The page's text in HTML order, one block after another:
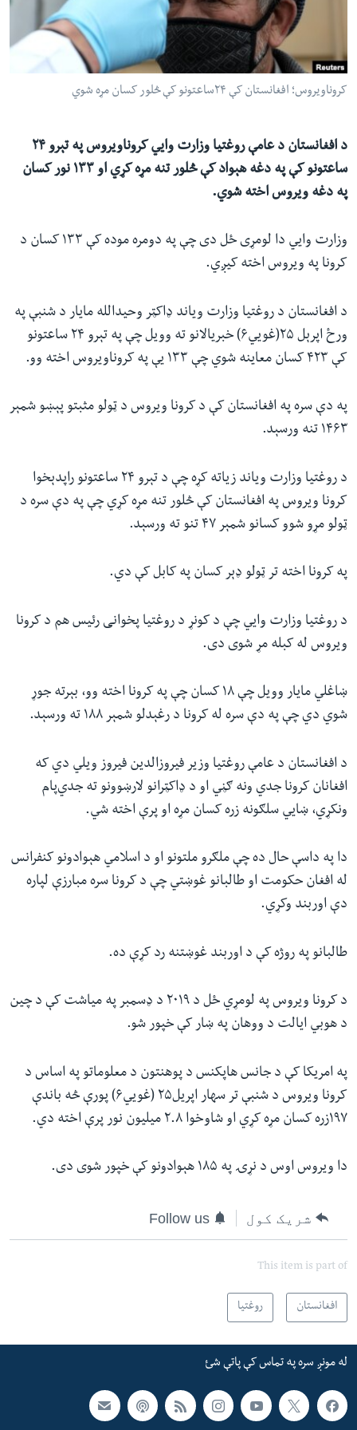
ځای
له مونږ سره په تماس کې پاتې شئ
کروناویروس؛ افغانستان کې ۲۴ساعتونو کې څلور کسان مړه شوي
د افغانستان د عامې روغتیا وزارت وايي کروناویروس په تېرو ۲۴
ساعتونو کې په دغه هېواد کې څلور تنه مړه کړي‌ او ۱۳۳ نور کسان
په دغه ویروس اخته شوي.
وزارت وايي دا لومړی ځل دی چې په دومره موده کې ۱۳۳ کسان د
کرونا په ویروس اخته کیږي.
د افغانستان د روغتیا وزارت ویاند ډاکټر وحیدالله مایار د شنبې په
ورځ اپرېل ۲۵(غويي۶) خبریالانو ته وویل چې په تېرو ۲۴ ساعتونو
کې ۴۲۳ کسان معاینه شوي‌ چې ۱۳۳ یې په کروناویروس اخته وو.
په دې سره په افغانستان کې د کرونا ویروس د ټولو مثبتو پېښو شمېر
۱۴۶۳ تنه ورسېد.
د روغتیا وزارت ویاند زیاته کړه چې د تېرو ۲۴ ساعتونو راپدېخوا
کرونا ویروس په افغانستان کې څلور تنه مړه کړي چې په دې سره د
ټولو مړو شوو کسانو شمېر ۴۷ تنو ته ورسېد.
په کرونا اخته تر ټولو ډېر کسان په کابل کې دي.
د روغتیا وزارت وايي‌ چې د کونړ د روغتیا پخوانی رئیس هم د کرونا
ویروس له کبله مړ شوی دی.
ښاغلي مایار وویل چې ۱۸ کسان چې په کرونا اخته وو، بېرته جوړ
شوي‌ دي چې په دې سره له کرونا د رغېدلو شمېر ۱۸۸ ته ورسېد.
د افغانستان د عامې روغتیا وزیر فیروزالدین فیروز ویلي دي که
افغانان کرونا جدي ونه ګڼي او د ډاکټرانو لارښوونو ته جدي‌پام
ونکړي، ښايي سلګونه زره کسان مړه او پرې اخته شي.
دا په داسې حال ده چې ملګرو ملتونو او د اسلامي هېوادونو کنفرانس
له افغان حکومت او طالبانو غوښتي چې د کرونا سره مبارزې لپاره
دې اوربند وکړي.
طالبانو په روژه کې د اوربند غوښتنه رد کړې ده.
د کرونا ویروس په لومړي ځل د ۲۰۱۹ د ډسمبر په میاشت کې د چین
د هوبي‌ ایالت د ووهان په ښار کې خپور شو.
په امریکا کې د جانس هاپکنس د پوهنتون د معلوماتو په اساس د
کرونا ویروس د شنبې تر سهار اپریل۲۵ (غويي۶) پورې څه باندې
۱۹۷زره کسان مړه کړي او شاوخوا ۲.۸ میلیون نور پرې اخته دي.
دا ویروس اوس د نړۍ په ۱۸۵ هېوادونو کې خپور شوی دی.
شریک کول Follow us
This item is part of
افغانستان روغتیا
له مونږ سره په تماس کې پاتې شئ